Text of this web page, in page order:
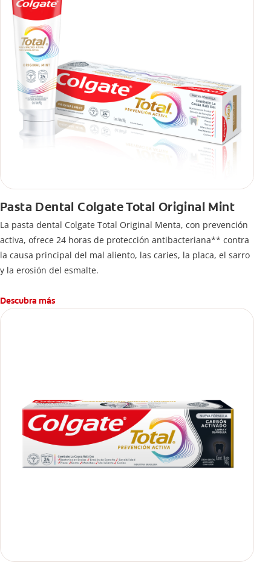
Pasta Dental Colgate Total Original Mint
La pasta dental Colgate Total Original Menta, con prevención
activa, ofrece 24 horas de protección antibacteriana** contra
la causa principal del mal aliento, las caries, la placa, el sarro
y la erosión del esmalte.
Descubra más